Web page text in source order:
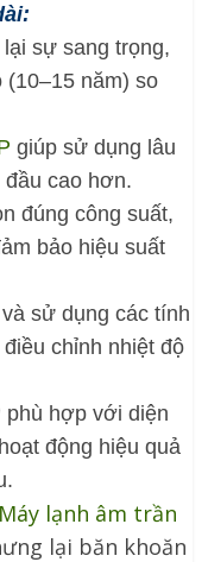
lại sự sang trọng,
(10–15 năm) so
giúp sử dụng lâu
cao hơn.
đúng công suất,
bảo hiệu suất
sử dụng các tính
chỉnh nhiệt độ
phù hợp với diện
hoạt động hiệu quả
Máy lạnh âm trần
lại băn khoăn